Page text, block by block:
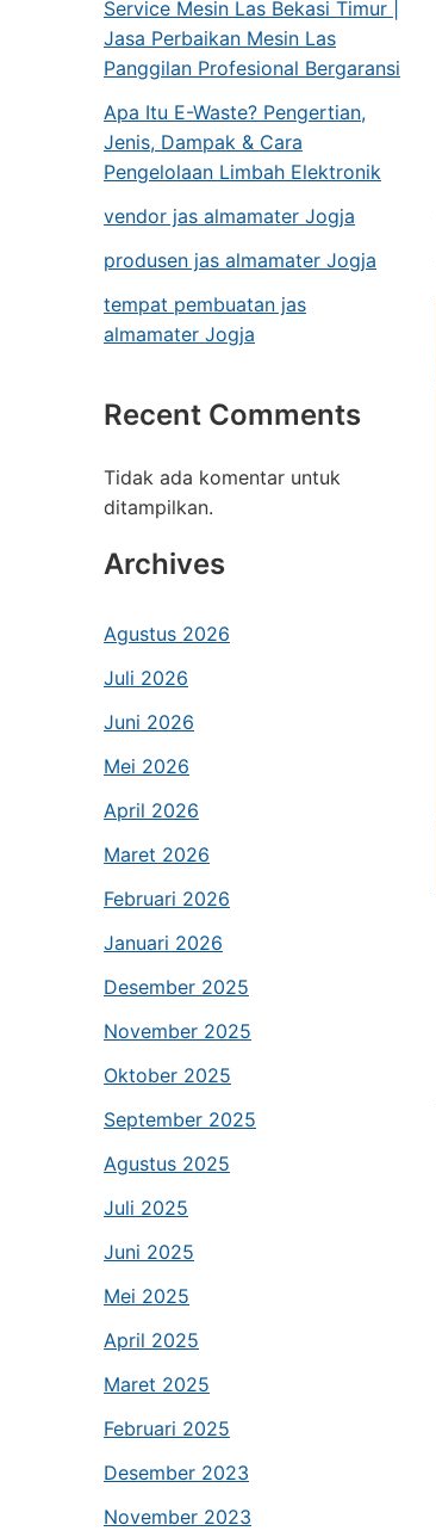
Service Mesin Las Bekasi Timur |
Jasa Perbaikan Mesin Las
Panggilan Profesional Bergaransi
Apa Itu E-Waste? Pengertian,
Jenis, Dampak & Cara
Pengelolaan Limbah Elektronik
vendor jas almamater Jogja
produsen jas almamater Jogja
tempat pembuatan jas
almamater Jogja
Recent Comments
Tidak ada komentar untuk
ditampilkan.
Archives
Agustus 2026
Juli 2026
Juni 2026
Mei 2026
April 2026
Maret 2026
Februari 2026
Januari 2026
Desember 2025
November 2025
Oktober 2025
September 2025
Agustus 2025
Juli 2025
Juni 2025
Mei 2025
April 2025
Maret 2025
Februari 2025
Desember 2023
November 2023